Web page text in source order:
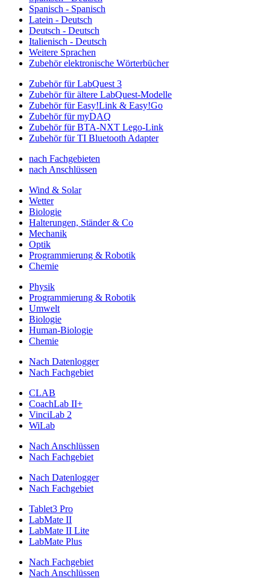
Spanisch - Spanisch
Latein - Deutsch
Deutsch - Deutsch
Italienisch - Deutsch
Weitere Sprachen
Zubehör elektronische Wörterbücher
Zubehör für LabQuest 3
Zubehör für ältere LabQuest-Modelle
Zubehör für Easy!Link & Easy!Go
Zubehör für myDAQ
Zubehör für BTA-NXT Lego-Link
Zubehör für TI Bluetooth Adapter
nach Fachgebieten
nach Anschlüssen
Wind & Solar
Wetter
Biologie
Halterungen, Ständer & Co
Mechanik
Optik
Programmierung & Robotik
Chemie
Physik
Programmierung & Robotik
Umwelt
Biologie
Human-Biologie
Chemie
Nach Datenlogger
Nach Fachgebiet
CLAB
CoachLab II+
VinciLab 2
WiLab
Nach Anschlüssen
Nach Fachgebiet
Nach Datenlogger
Nach Fachgebiet
Tablet3 Pro
LabMate II
LabMate II Lite
LabMate Plus
Nach Fachgebiet
Nach Anschlüssen